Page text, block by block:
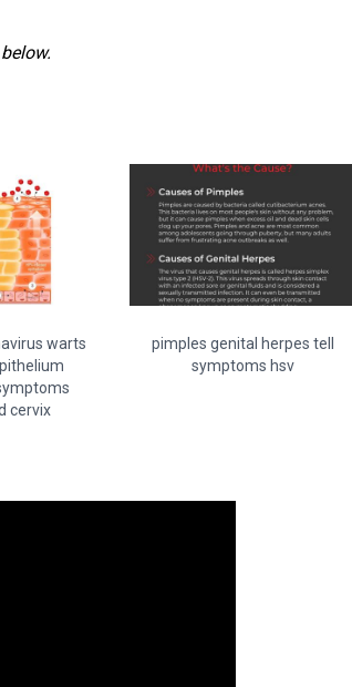
warts
cervix
pimples genital herpes tell
symptoms hsv